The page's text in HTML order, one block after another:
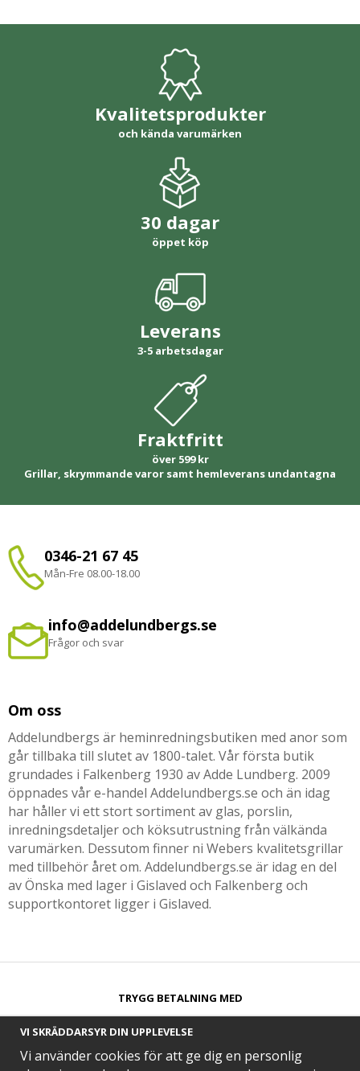
Kvalitetsprodukter
och kända varumärken
30 dagar
öppet köp
Leverans
3-5 arbetsdagar
Fraktfritt
över 599 kr
Grillar, skrymmande varor samt hemleverans undantagna
0346-21 67 45
Mån-Fre 08.00-18.00
info@addelundbergs.se
Frågor och svar
Om oss
Addelundbergs är heminredningsbutiken med anor som
går tillbaka till slutet av 1800-talet. Vår första butik
grundades i Falkenberg 1930 av Adde Lundberg. 2009
öppnades vår e-handel Addelundbergs.se och än idag
har håller vi ett stort sortiment av glas, porslin,
inredningsdetaljer och köksutrustning från välkända
varumärken. Dessutom finner ni Webers kvalitetsgrillar
med tillbehör året om. Addelundbergs.se är idag en del
av Önska med lager i Gislaved och Falkenberg och
supportkontoret ligger i Gislaved.
TRYGG BETALNING MED​
VI SKRÄDDARSYR DIN UPPLEVELSE
Vi använder cookies för att ge dig en personlig